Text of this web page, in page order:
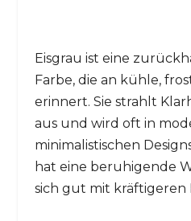
Eisgrau ist eine
Farbe, die an kühle,
erinnert. Sie strahlt
aus und wird oft in
minimalistischen
hat eine beruhigende
sich gut mit kräftigeren